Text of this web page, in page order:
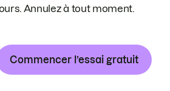
Annulez à tout moment.
Commencer l’essai gratuit